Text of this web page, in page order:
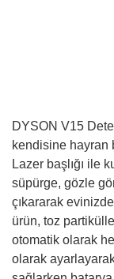
DYSON V15
kendisine hayran
Lazer başlığı ile
süpürge, gözle
çıkararak
ürün, toz
otomatik olarak
olarak